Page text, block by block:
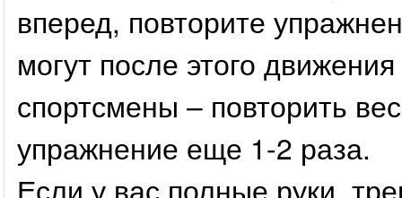
вперед, повторите
могут после этого
спортсмены – повторить
упражнение еще 1-2 раза.
Если у вас полные руки,